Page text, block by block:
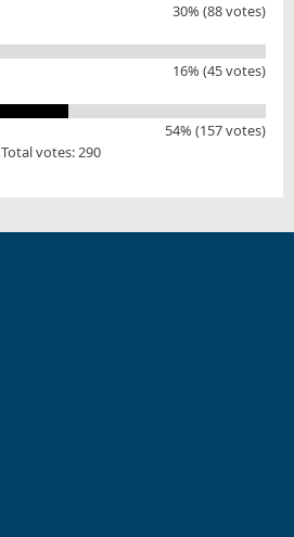
30% (88 votes)
16% (45 votes)
54% (157 votes)
Total votes: 290